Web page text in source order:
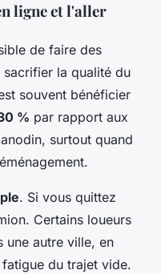
ligne et l'aller
de faire des
sacrifier la qualité du
souvent bénéficier
% par rapport aux
surtout quand
. Si vous quittez
Certains loueurs
une autre ville, en
du trajet vide.